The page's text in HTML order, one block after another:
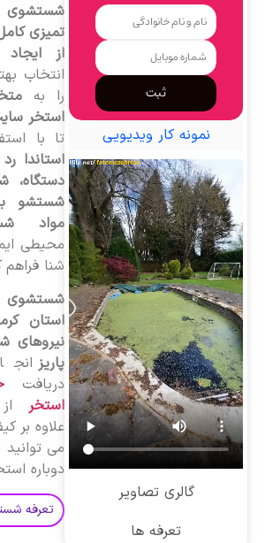
شستشوی
تمیزی
از
انتخاب
را به
استخر
تا با
دستگاه،
شستشو
مواد
محیطی
شنا فراهم
شستشوی
استان
نیروهای
پاریز
دریافت
استخراز
علاوه بر
می توانید
دوباره
تعرفه
ثبت
نمونه کار ویدیویی
گالری تصاویر
تعرفه ها